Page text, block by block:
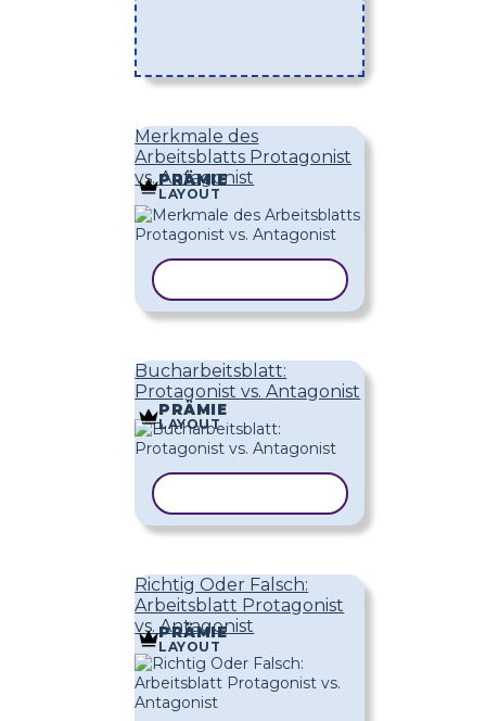
Merkmale des
Arbeitsblatts Protagonist
vs. Antagonist
PRÄMIE
LAYOUT
Bucharbeitsblatt:
Protagonist vs. Antagonist
PRÄMIE
LAYOUT
Richtig Oder Falsch:
Arbeitsblatt Protagonist
vs. Antagonist
PRÄMIE
LAYOUT